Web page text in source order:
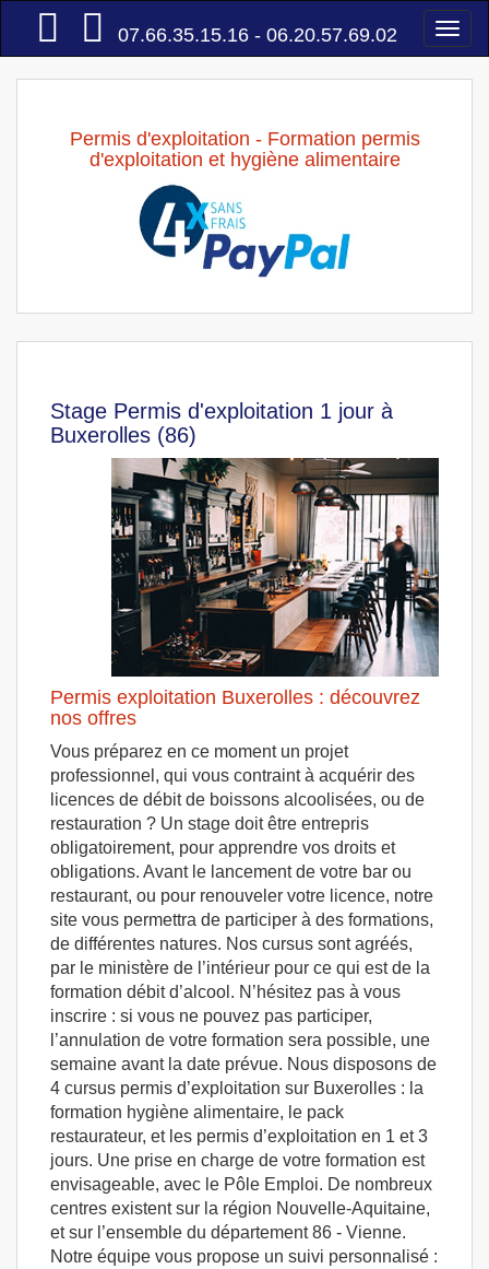
Accueil
07.66.35.15.16 - 06.20.57.69.02
Permis d'exploitation - Formation permis
d'exploitation et hygiène alimentaire
Stage Permis d'exploitation 1 jour à
Buxerolles (86)
Permis exploitation Buxerolles : découvrez
nos offres
Vous préparez en ce moment un projet
professionnel, qui vous contraint à acquérir des
licences de débit de boissons alcoolisées, ou de
restauration ? Un stage doit être entrepris
obligatoirement, pour apprendre vos droits et
obligations. Avant le lancement de votre bar ou
restaurant, ou pour renouveler votre licence, notre
site vous permettra de participer à des formations,
de différentes natures. Nos cursus sont agréés,
par le ministère de l’intérieur pour ce qui est de la
formation débit d’alcool. N’hésitez pas à vous
inscrire : si vous ne pouvez pas participer,
l’annulation de votre formation sera possible, une
semaine avant la date prévue. Nous disposons de
4 cursus permis d’exploitation sur Buxerolles : la
formation hygiène alimentaire, le pack
restaurateur, et les permis d’exploitation en 1 et 3
jours. Une prise en charge de votre formation est
envisageable, avec le Pôle Emploi. De nombreux
centres existent sur la région Nouvelle-Aquitaine,
et sur l’ensemble du département 86 - Vienne.
Notre équipe vous propose un suivi personnalisé :